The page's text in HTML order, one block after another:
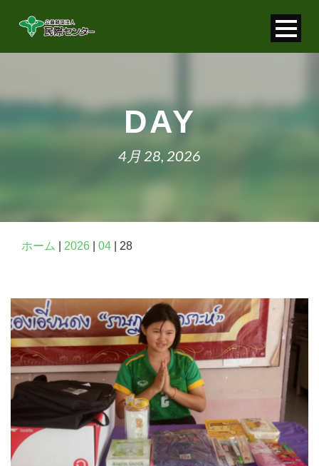
お問い合わせ
寄付する
DAY
4月 28, 2026
ホーム 2026 04 28